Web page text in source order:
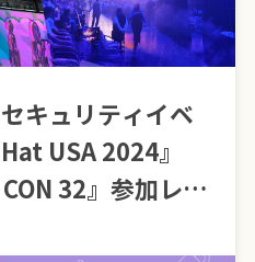
キュリティイベ
USA 2024』
32』参加レ